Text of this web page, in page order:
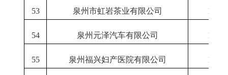
53 泉州市虹岩茶业有限公司 1-12
54 泉州元泽汽车有限公司 1-12
55 泉州福兴妇产医院有限公司 1-12